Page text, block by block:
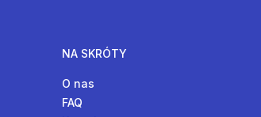
NA SKRÓTY
O nas
FAQ